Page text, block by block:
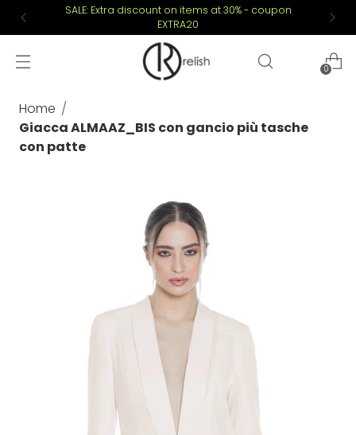
SALE: Extra discount on items at 30% - coupon
EXTRA20
0
Home
Giacca ALMAAZ_BIS con gancio più tasche
con patte